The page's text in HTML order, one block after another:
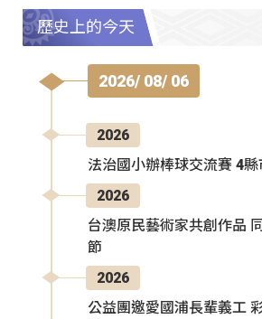
歷史上的今天
2026/ 08/ 06
2026
法治國小辦棒球交流賽 4
2026
台澳原民藝術家共創作品
節
2026
公益團邀愛國浦長輩義工